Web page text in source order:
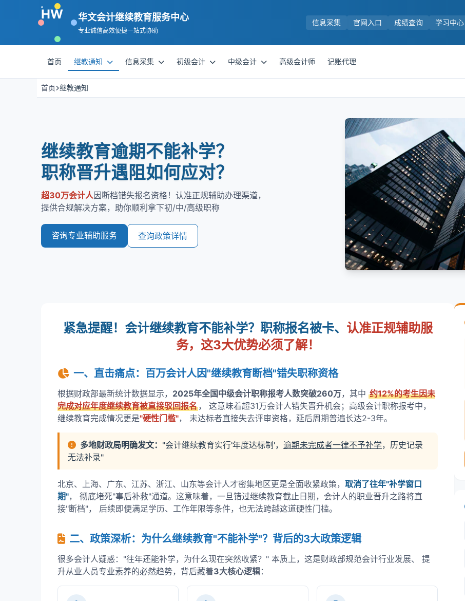
HW 华文会计继续教育服务中心
专业诚信高效便捷一站式协助
信息采集 官网入口 成绩查询 学习中心
首页 继教通知 信息采集 初级会计 中级会计 高级会计师 记账代理
首页 继教通知
继续教育逾期不能补学？
职称晋升遇阻如何应对？
超30万会计人因断档错失报名资格！认准正规辅助办理渠道，
提供合规解决方案，助你顺利拿下初/中/高级职称
咨询专业辅助服务 查询政策详情
紧急提醒！会计继续教育不能补学？职称报名被卡、 认准正规辅助服
务，这3大优势必须了解！
一、直击痛点：百万会计人因"继续教育断档"错失职称资格
根据财政部最新统计数据显示， 2025年全国中级会计职称报考人数突破260万，其中 约12%的考生因未
完成对应年度继续教育被直接驳回报名 ， 这意味着超31万会计人错失晋升机会；高级会计职称报考中，
继续教育完成情况更是"硬性门槛"， 未达标者直接失去评审资格，延后周期普遍长达2-3年。
多地财政局明确发文： "会计继续教育实行'年度达标制'， 逾期未完成者一律不予补学，历史记录
无法补录"
北京、上海、广东、江苏、浙江、山东等会计人才密集地区更是全面收紧政策， 取消了往年"补学窗口
期"， 彻底堵死"事后补救"通道。这意味着，一旦错过继续教育截止日期，会计人的职业晋升之路将直
接"断档"， 后续即便满足学历、工作年限等条件，也无法跨越这道硬性门槛。
二、政策深析：为什么继续教育"不能补学"？背后的3大政策逻辑
很多会计人疑惑："往年还能补学，为什么现在突然收紧？" 本质上，这是财政部规范会计行业发展、 提
升从业人员专业素养的必然趋势，背后藏着3大核心逻辑：